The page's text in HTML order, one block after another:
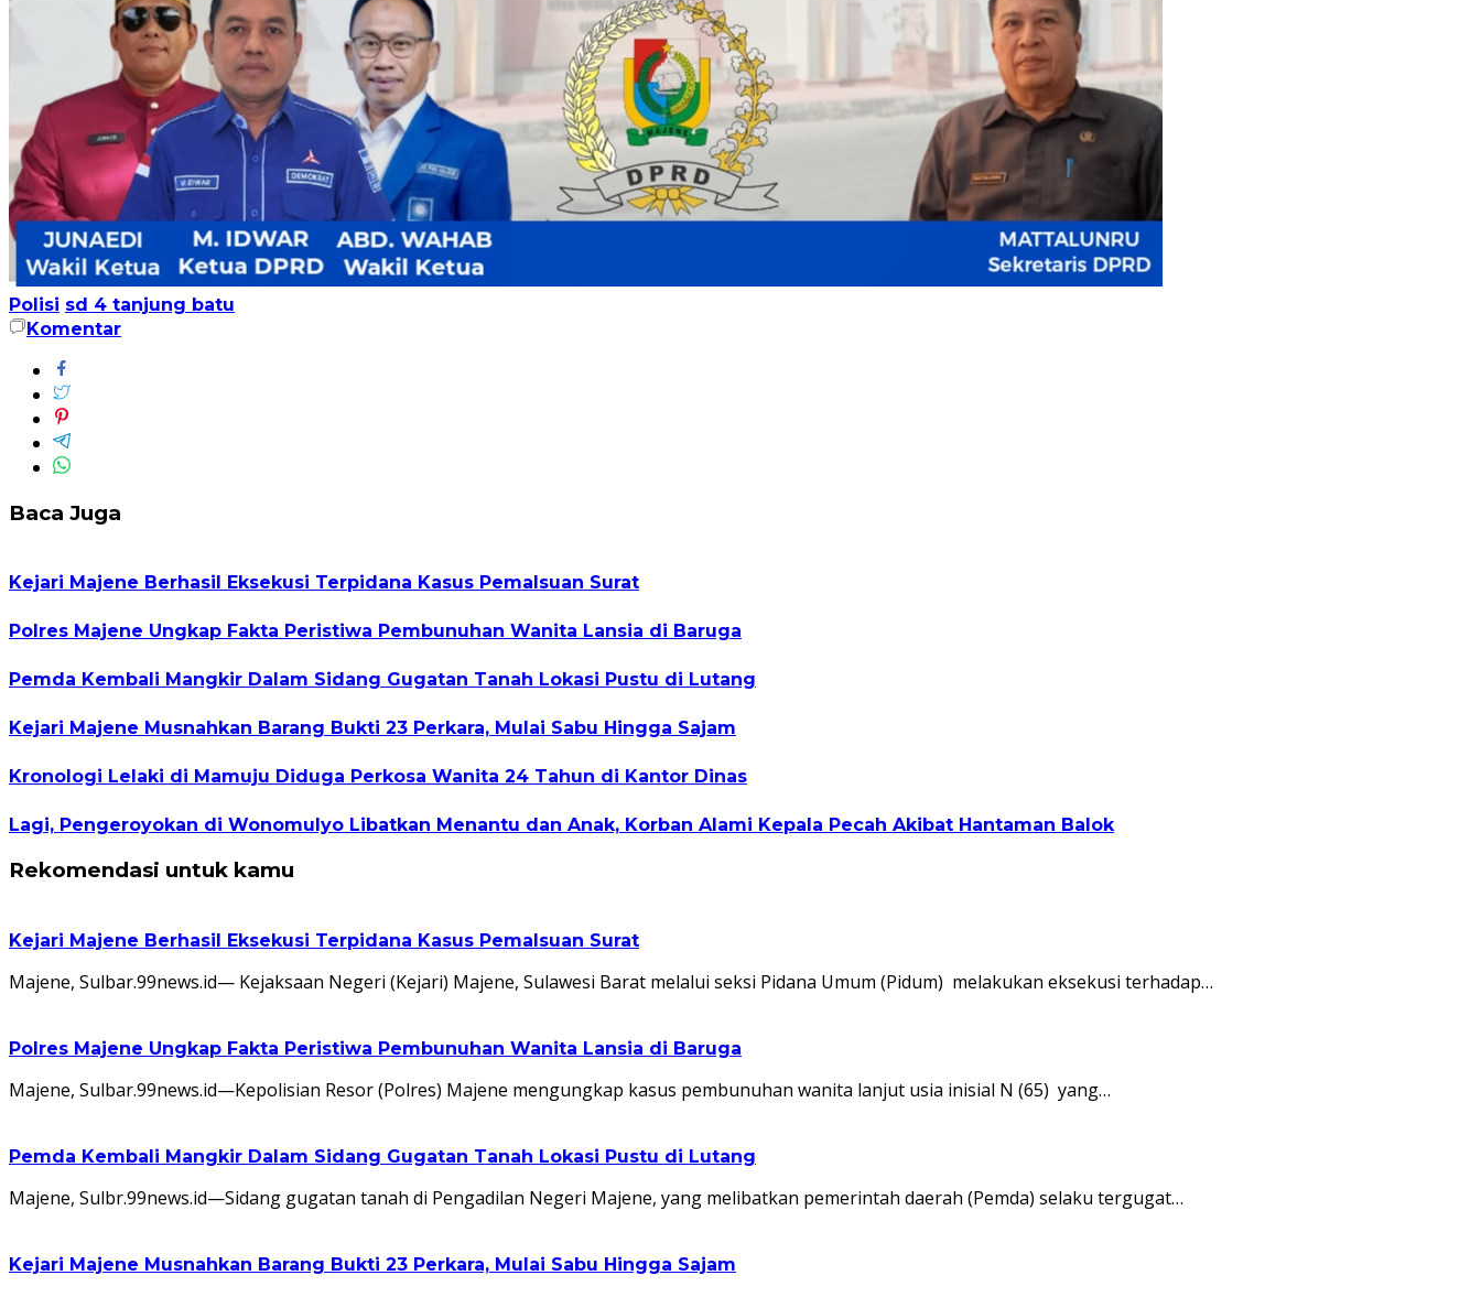
Polisi sd 4 tanjung batu
Komentar
Baca Juga
Kejari Majene Berhasil Eksekusi Terpidana Kasus Pemalsuan Surat
Polres Majene Ungkap Fakta Peristiwa Pembunuhan Wanita Lansia di Baruga
Pemda Kembali Mangkir Dalam Sidang Gugatan Tanah Lokasi Pustu di Lutang
Kejari Majene Musnahkan Barang Bukti 23 Perkara, Mulai Sabu Hingga Sajam
Kronologi Lelaki di Mamuju Diduga Perkosa Wanita 24 Tahun di Kantor Dinas
Lagi, Pengeroyokan di Wonomulyo Libatkan Menantu dan Anak, Korban Alami Kepala Pecah Akibat Hantaman Balok
Rekomendasi untuk kamu
Kejari Majene Berhasil Eksekusi Terpidana Kasus Pemalsuan Surat
Majene, Sulbar.99news.id— Kejaksaan Negeri (Kejari) Majene, Sulawesi Barat melalui seksi Pidana Umum (Pidum) melakukan eksekusi terhadap…
Polres Majene Ungkap Fakta Peristiwa Pembunuhan Wanita Lansia di Baruga
Majene, Sulbar.99news.id—Kepolisian Resor (Polres) Majene mengungkap kasus pembunuhan wanita lanjut usia inisial N (65) yang…
Pemda Kembali Mangkir Dalam Sidang Gugatan Tanah Lokasi Pustu di Lutang
Majene, Sulbr.99news.id—Sidang gugatan tanah di Pengadilan Negeri Majene, yang melibatkan pemerintah daerah (Pemda) selaku tergugat…
Kejari Majene Musnahkan Barang Bukti 23 Perkara, Mulai Sabu Hingga Sajam